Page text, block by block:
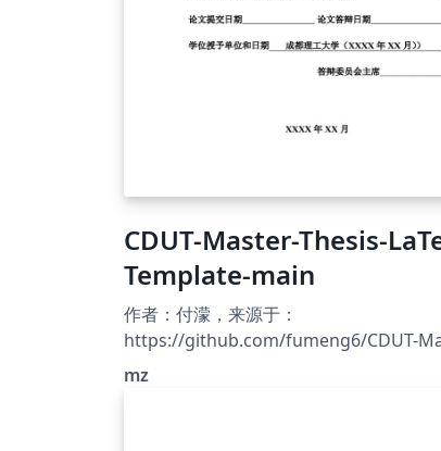
CDUT-Master-Thesis-
Template-main
作者：付濛，来源于：
https://github.com/fumeng6/CDUT-
Thesis-LaTeX-Template 成都理工大学的
mz